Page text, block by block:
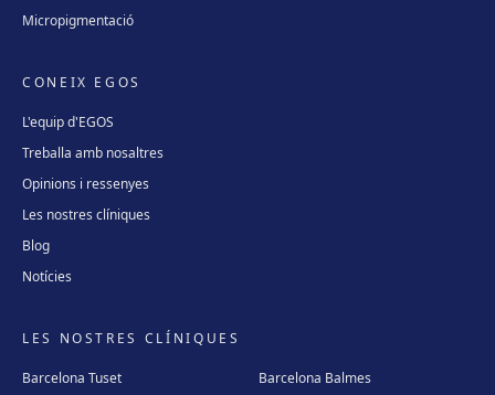
Micropigmentació
CONEIX EGOS
L'equip d'EGOS
Treballa amb nosaltres
Opinions i ressenyes
Les nostres clíniques
Blog
Notícies
LES NOSTRES CLÍNIQUES
Barcelona Tuset
Barcelona Balmes